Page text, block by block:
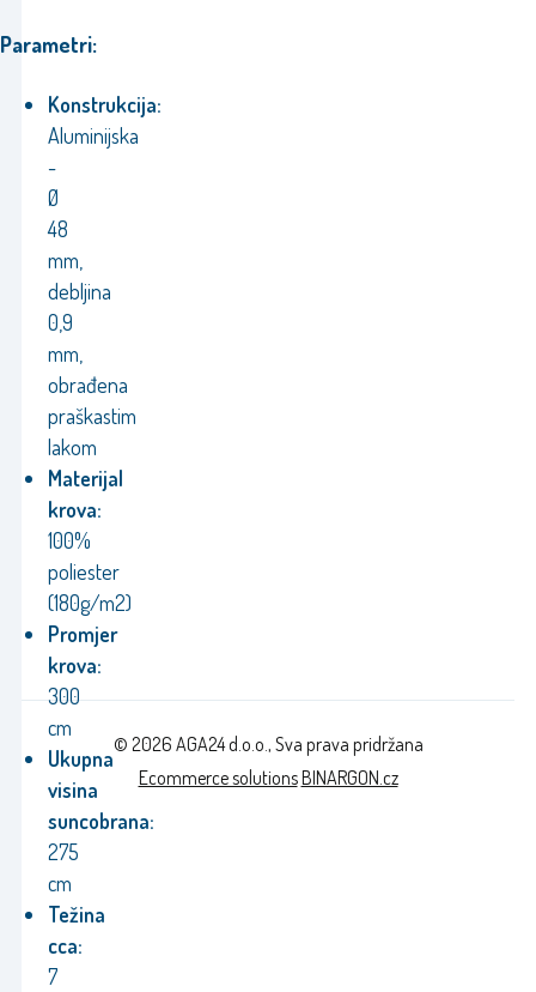
Parametri:
Konstrukcija:
Aluminijska
-
Ø
48
mm,
debljina
0,9
mm,
obrađena
praškastim
lakom
Materijal
krova:
100%
poliester
(180g/m2)
Promjer
krova:
300
cm
Ukupna
visina
suncobrana:
275
cm
Težina
cca:
7
© 2026 AGA24 d.o.o., Sva prava pridržana
Ecommerce solutionsBINARGON.cz